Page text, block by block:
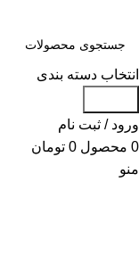
انتخاب دسته بندی
ورود / ثبت نام
0 محصول 0 تومان
منو